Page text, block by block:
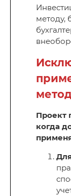
методу,
Проект
когда